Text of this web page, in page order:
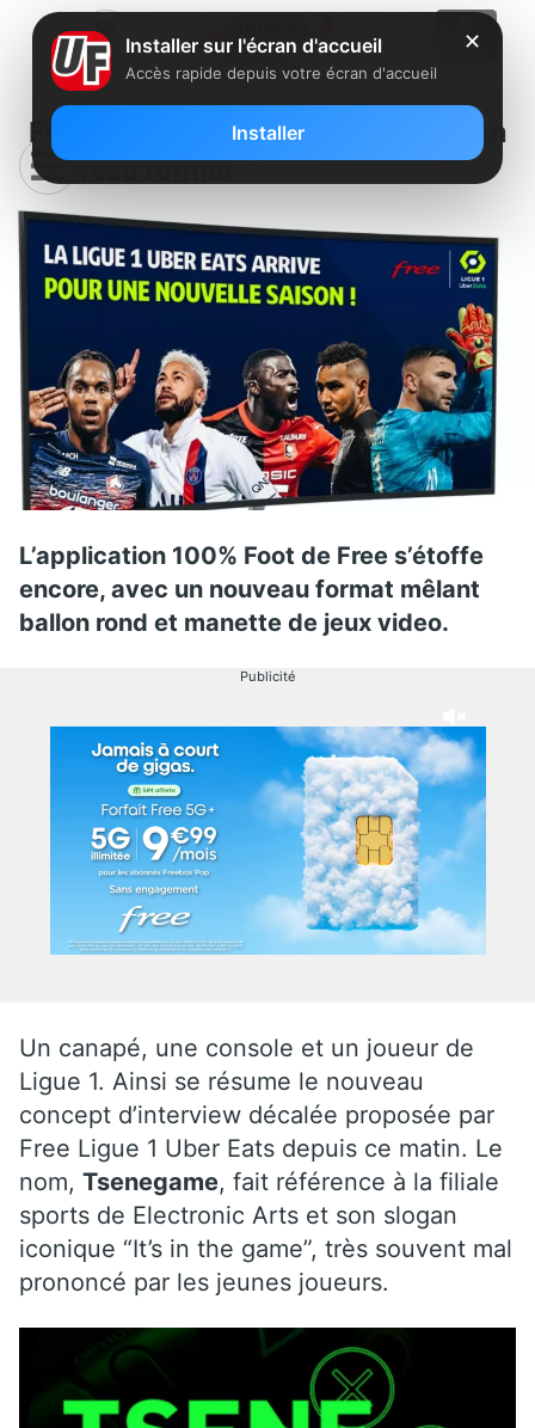
Free Ligue 1 Uber Eats lance un
nouveau format
L’application 100% Foot de Free s’étoffe
encore, avec un nouveau format mêlant
ballon rond et manette de jeux video.
Publicité
Un canapé, une console et un joueur de
Ligue 1. Ainsi se résume le nouveau
concept d’interview décalée proposée par
Free Ligue 1 Uber Eats depuis ce matin. Le
nom, Tsenegame, fait référence à la filiale
sports de Electronic Arts et son slogan
iconique “It’s in the game”, très souvent mal
prononcé par les jeunes joueurs.
✕
Installer sur l'écran d'accueil
Accès rapide depuis votre écran d'accueil
Installer